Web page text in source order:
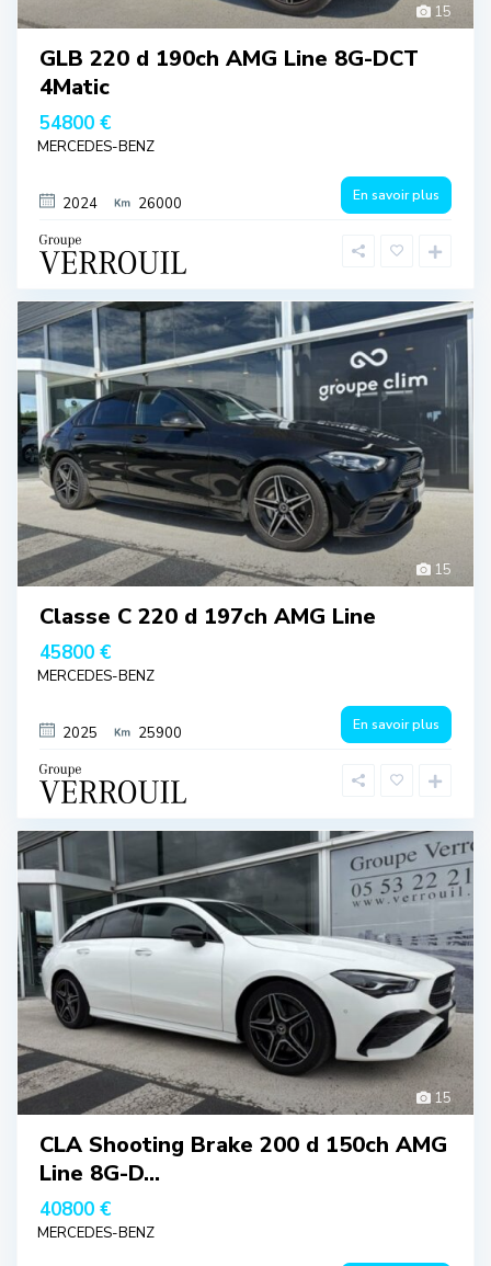
15
GLB 220 d 190ch AMG Line 8G-DCT
4Matic
54800 €
MERCEDES-BENZ
2024 26000 En savoir plus
15
Classe C 220 d 197ch AMG Line
45800 €
MERCEDES-BENZ
2025 25900 En savoir plus
15
CLA Shooting Brake 200 d 150ch AMG
Line 8G-D...
40800 €
MERCEDES-BENZ